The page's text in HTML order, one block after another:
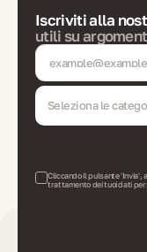
Iscriviti alla
utili su
Seleziona le
Cliccando il pulsante 'Invia',
trattamento dei tuoi dati